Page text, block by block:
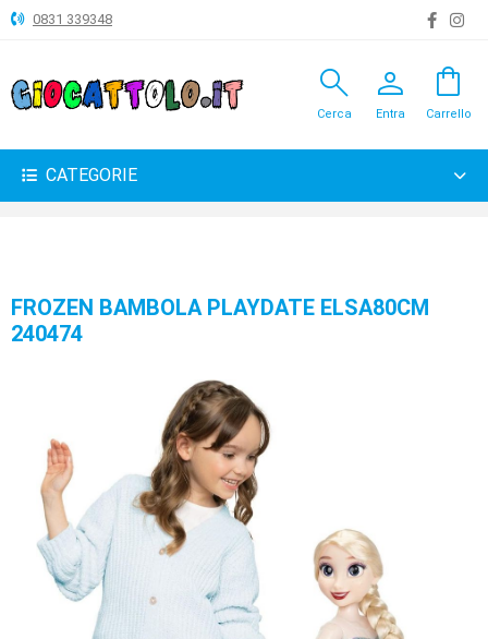
ANIMALI
BAMBOLE
COSTRUZIONI
GADGET
PRIMA
INFANZIA
PUZZLE
SYLVANIAN
0831 339348
search
Cerca
person
Entra
shopping_bag
Carrello
CATEGORIE
FROZEN BAMBOLA PLAYDATE ELSA80CM
240474